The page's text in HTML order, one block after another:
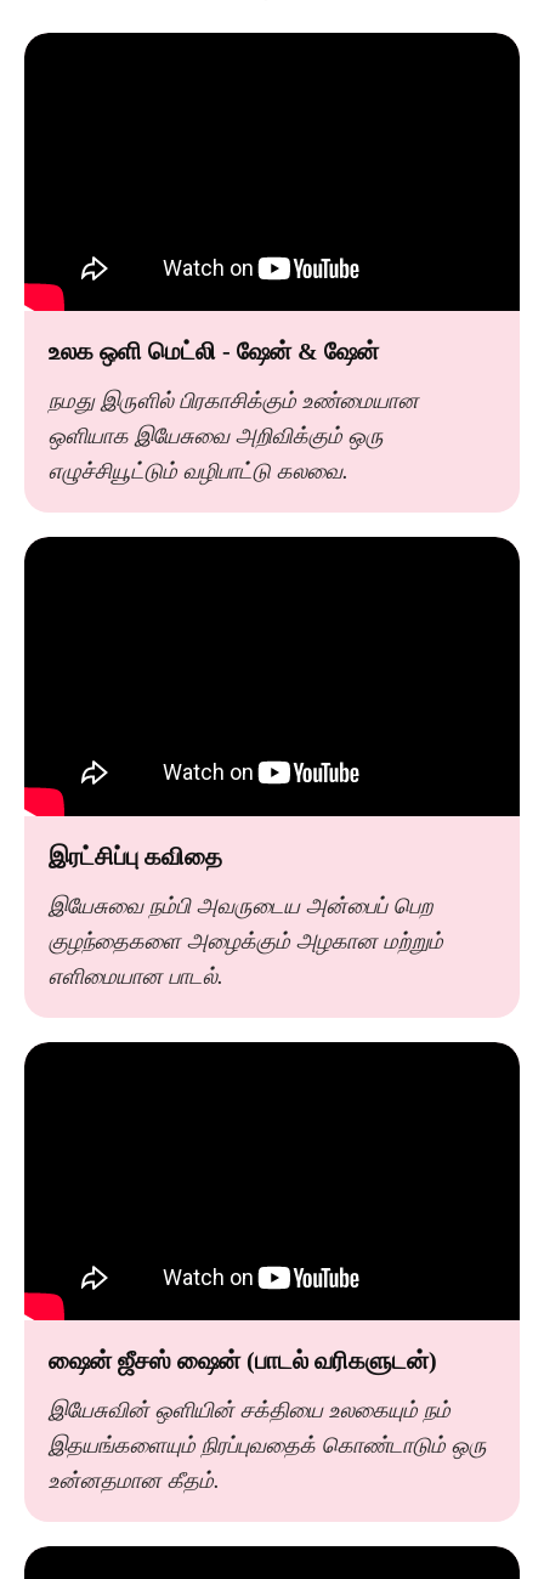
உலக ஒளி மெட்லி - ஷேன் & ஷேன்
நமது இருளில் பிரகாசிக்கும் உண்மையான
ஒளியாக இயேசுவை அறிவிக்கும் ஒரு
எழுச்சியூட்டும் வழிபாட்டு கலவை.
இரட்சிப்பு கவிதை
இயேசுவை நம்பி அவருடைய அன்பைப் பெற
குழந்தைகளை அழைக்கும் அழகான மற்றும்
எளிமையான பாடல்.
ஷைன் ஜீசஸ் ஷைன் (பாடல் வரிகளுடன்)
இயேசுவின் ஒளியின் சக்தியை உலகையும் நம்
இதயங்களையும் நிரப்புவதைக் கொண்டாடும் ஒரு
உன்னதமான கீதம்.